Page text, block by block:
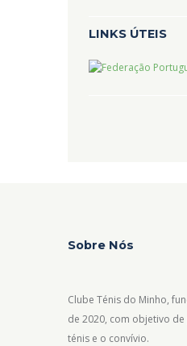
LINKS ÚTEIS
Sobre Nós
Clube Ténis do Minho,
de 2020, com objetivo
ténis e o convívio.